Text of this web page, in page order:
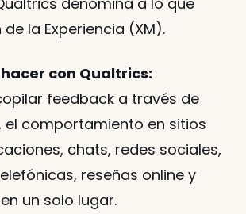
la Experiencia (XM).
con Qualtrics:
feedback a través de
el comportamiento en sitios
chats, redes sociales,
reseñas online y
un solo lugar.